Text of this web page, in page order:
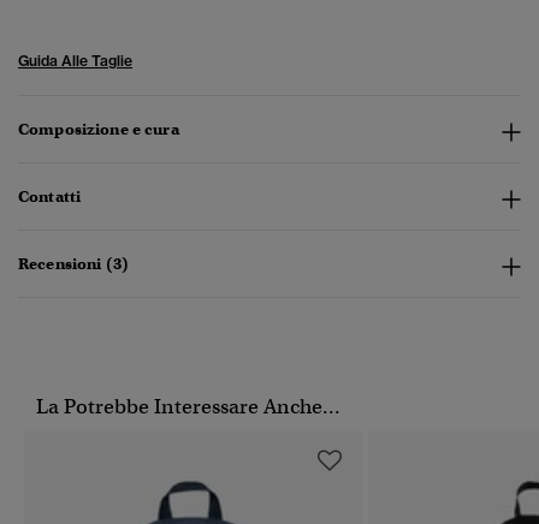
Guida Alle Taglie
Composizione e cura
Contatti
Recensioni (3)
La Potrebbe Interessare Anche...